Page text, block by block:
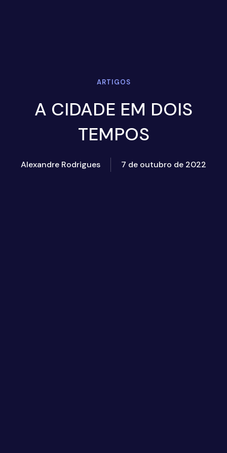
ARTIGOS
A CIDADE EM DOIS
TEMPOS
Alexandre Rodrigues 7 de outubro de 2022